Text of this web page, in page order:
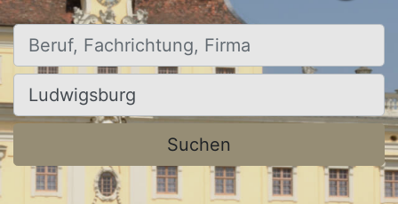
Beruf, Fachrichtung, Firma
Ort, Stadt
Suchen